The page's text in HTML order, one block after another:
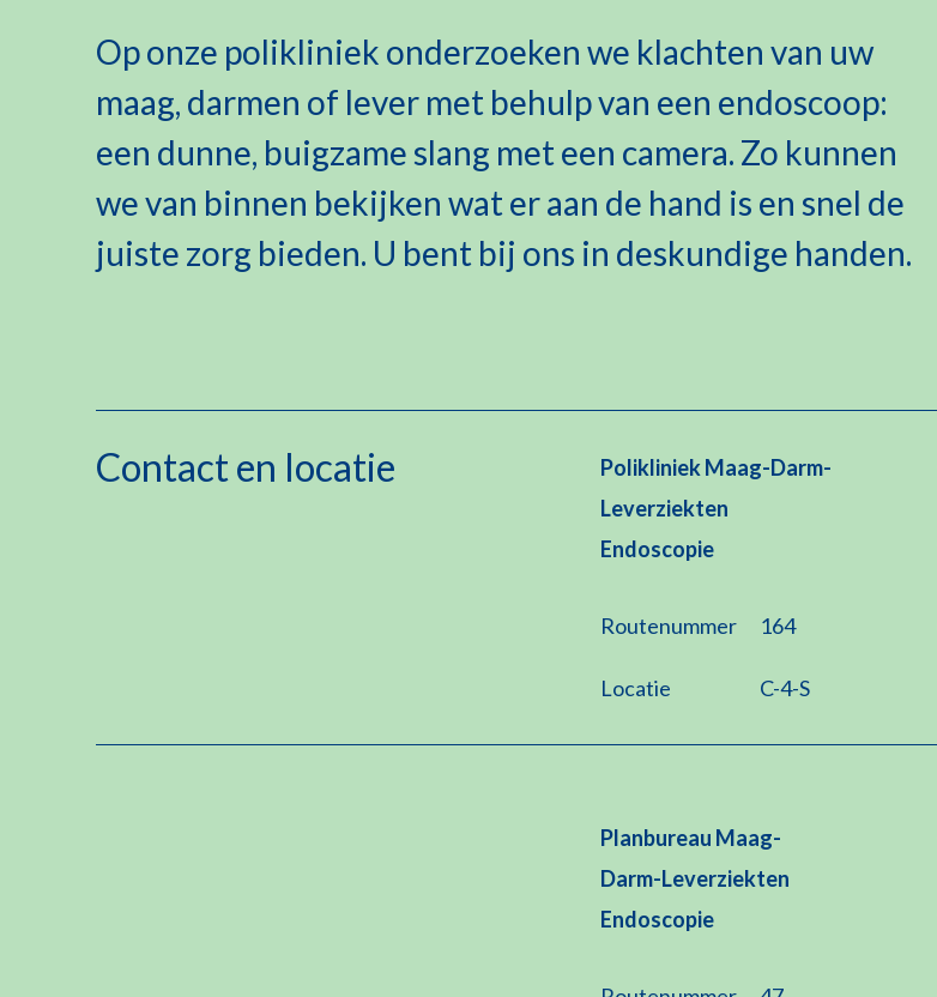
Op onze polikliniek onderzoeken we klachten van uw
maag, darmen of lever met behulp van een endoscoop:
een dunne, buigzame slang met een camera. Zo kunnen
we van binnen bekijken wat er aan de hand is en snel de
juiste zorg bieden. U bent bij ons in deskundige handen.
Contact en locatie
Polikliniek Maag-Darm-
Leverziekten
Endoscopie
Routenummer 164
Locatie C-4-S
Planbureau Maag-
Darm-Leverziekten
Endoscopie